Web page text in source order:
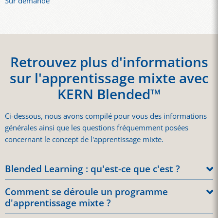
Retrouvez plus d'informations
sur l'apprentissage mixte avec
KERN Blended™
Ci-dessous, nous avons compilé pour vous des informations
générales ainsi que les questions fréquemment posées
concernant le concept de l'apprentissage mixte.
Blended Learning : qu'est-ce que c'est ?
numérique et le cours classique en présentiel,
Comment se déroule un programme
d'apprentissage mixte ?